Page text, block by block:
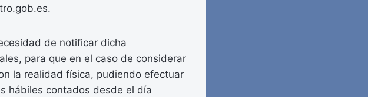
de notificar dicha
para que en el caso de considerar
la realidad física, pudiendo efectuar
hábiles contados desde el día